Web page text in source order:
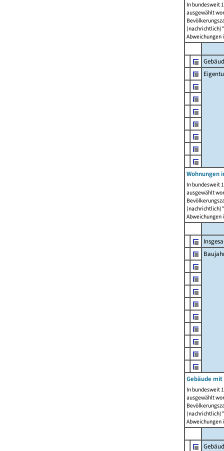
In bundesweit
ausgewählt
Abweichungen
Wohnungen
In bundesweit
ausgewählt
Abweichungen
Gebäude mit
In bundesweit
ausgewählt
Abweichungen